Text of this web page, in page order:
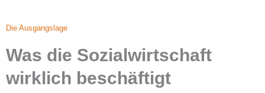
Die Ausgangslage
Was die Sozialwirtschaft
wirklich beschäftigt